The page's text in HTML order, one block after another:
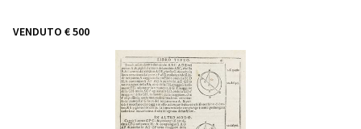
VENDUTO € 500